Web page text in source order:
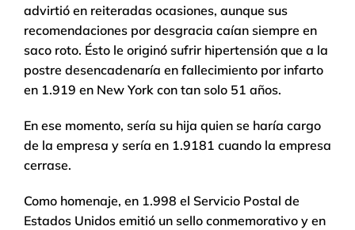
advirtió en reiteradas ocasiones, aunque sus
recomendaciones por desgracia caían siempre en
saco roto. Ésto le originó sufrir hipertensión que a la
postre desencadenaría en fallecimiento por infarto
en 1.919 en New York con tan solo 51 años.
En ese momento, sería su hija quien se haría cargo
de la empresa y sería en 1.9181 cuando la empresa
cerrase.
Como homenaje, en 1.998 el Servicio Postal de
Estados Unidos emitió un sello conmemorativo y en